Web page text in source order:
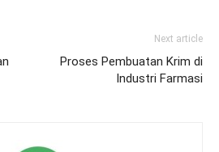
Next article
Proses Pembuatan Krim di
Industri Farmasi